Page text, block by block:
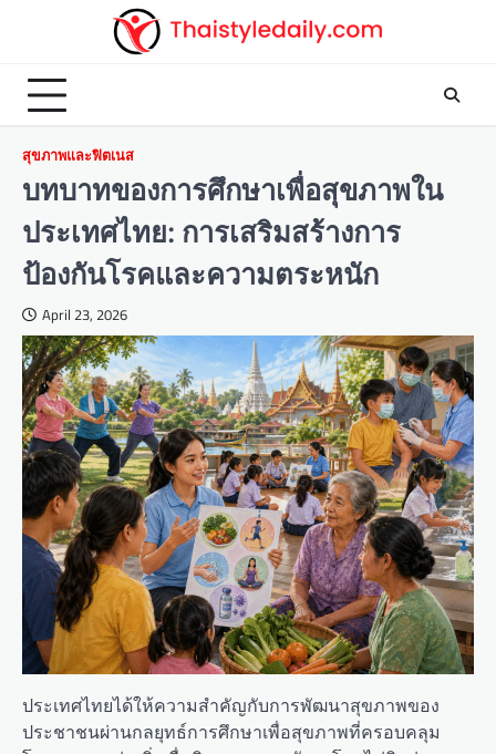
สุขภาพและฟิตเนส
บทบาทของการศึกษาเพื่อสุขภาพใน
ประเทศไทย: การเสริมสร้างการ
ป้องกันโรคและความตระหนัก
April 23, 2026
ประเทศไทยได้ให้ความสำคัญกับการพัฒนาสุขภาพของ
ประชาชนผ่านกลยุทธ์การศึกษาเพื่อสุขภาพที่ครอบคลุม